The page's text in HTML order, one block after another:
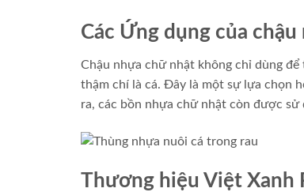
Các Ứng dụng của
Chậu nhựa chữ nhật không chỉ dùng
thậm chí là cá. Đây là một sự lựa chọn
ra, các bồn nhựa chữ nhật còn được
Thương hiệu Việt Xanh